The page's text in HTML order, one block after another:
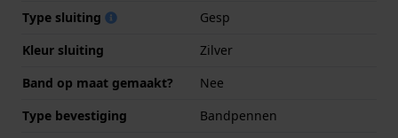
Type sluiting
Gesp
Kleur sluiting
Zilver
Band op maat gemaakt?
Nee
Type bevestiging
Bandpennen